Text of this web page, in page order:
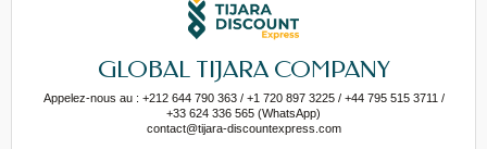
GLOBAL TIJARA COMPANY
Appelez-nous au : +212 644 790 363 / +1 720 897 3225 / +44 795 515 3711 /
+33 624 336 565 (WhatsApp)
contact@tijara-discountexpress.com